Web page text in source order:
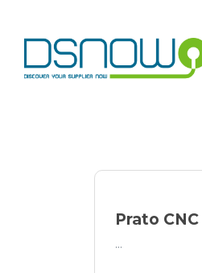
content
Prato CNC
...